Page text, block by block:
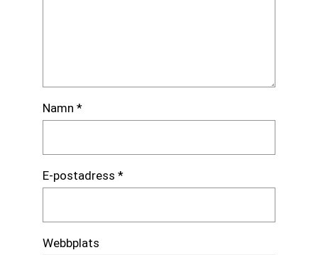
Namn *
E-postadress *
Webbplats